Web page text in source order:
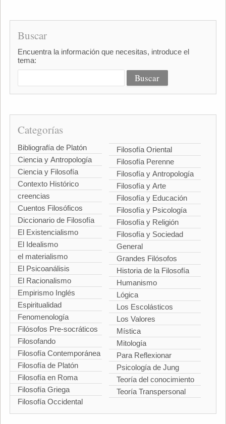
Buscar
Encuentra la información que necesitas, introduce el
tema:
Categorías
Bibliografía de Platón
Ciencia y Antropología
Ciencia y Filosofía
Contexto Histórico
creencias
Cuentos Filosóficos
Diccionario de Filosofía
El Existencialismo
El Idealismo
el materialismo
El Psicoanálisis
El Racionalismo
Empirismo Inglés
Espiritualidad
Fenomenología
Filósofos Pre-socráticos
Filosofando
Filosofía Contemporánea
Filosofía de Platón
Filosofía en Roma
Filosofía Griega
Filosofía Occidental
Filosofía Oriental
Filosofía Perenne
Filosofía y Antropología
Filosofía y Arte
Filosofía y Educación
Filosofía y Psicología
Filosofía y Religión
Filosofía y Sociedad
General
Grandes Filósofos
Historia de la Filosofía
Humanismo
Lógica
Los Escolásticos
Los Valores
Mística
Mitología
Para Reflexionar
Psicología de Jung
Teoría del conocimiento
Teoría Transpersonal